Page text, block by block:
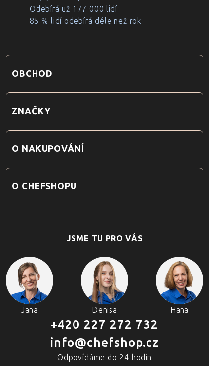
Odebírá už 177 000 lidí
85 % lidí odebírá déle než rok
OBCHOD
ZNAČKY
O NAKUPOVÁNÍ
O CHEFSHOPU
JSME TU PRO VÁS
Jana Denisa Hana
+420 227 272 732
info@chefshop.cz
Odpovídáme do 24 hodin